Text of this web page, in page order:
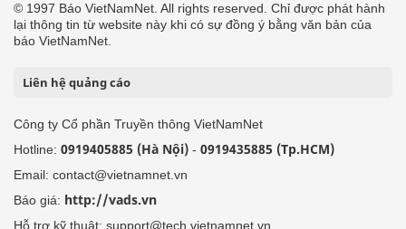
© 1997 Báo VietNamNet. All rights reserved. Chỉ được phát hành
lại thông tin từ website này khi có sự đồng ý bằng văn bản của
báo VietNamNet.
Liên hệ quảng cáo
Công ty Cổ phần Truyền thông VietNamNet
Hotline: 0919405885 (Hà Nội) - 0919435885 (Tp.HCM)
Email: contact@vietnamnet.vn
Báo giá: http://vads.vn
Hỗ trợ kỹ thuật: support@tech.vietnamnet.vn